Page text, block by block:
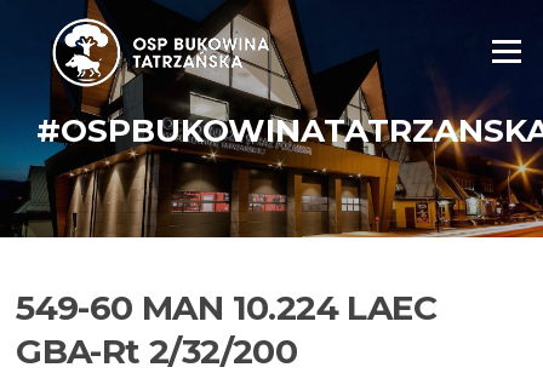
content
Menu
549-60 MAN 10.224 LAEC
GBA-Rt 2/32/200